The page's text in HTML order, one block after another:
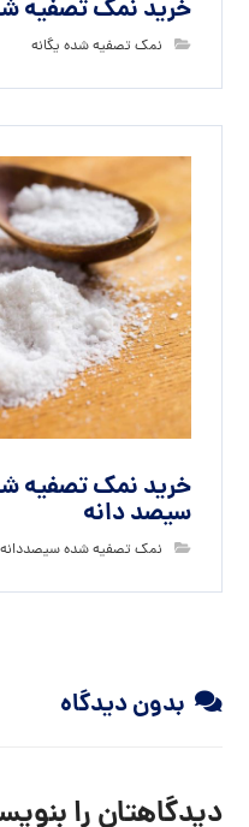
خرید نمک تصفیه
نمک تصفیه شده یگانه
خرید نمک تصفیه
سیصد دانه
نمک تصفیه شده سیصددانه
بدون دیدگاه
دیدگاهتان را